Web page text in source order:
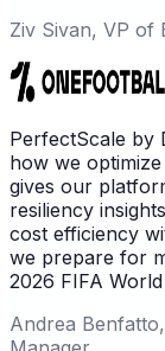
Ziv Sivan, VP of
PerfectScale by
how we
gives our
resiliency
cost efficiency
we prepare for
2026 FIFA
Andrea